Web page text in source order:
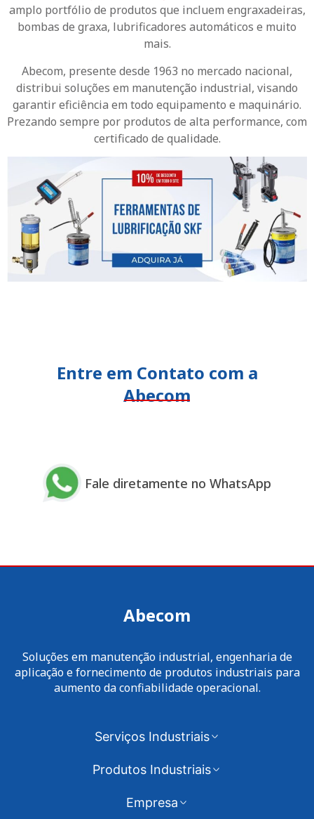
amplo portfólio de produtos que incluem engraxadeiras,
bombas de graxa, lubrificadores automáticos e muito
mais.
Abecom, presente desde 1963 no mercado nacional,
distribui soluções em manutenção industrial, visando
garantir eficiência em todo equipamento e maquinário.
Prezando sempre por produtos de alta performance, com
certificado de qualidade.
Entre em Contato com a
Abecom
Fale diretamente no WhatsApp
Abecom
Soluções em manutenção industrial, engenharia de
aplicação e fornecimento de produtos industriais para
aumento da confiabilidade operacional.
Serviços Industriais
Produtos Industriais
Empresa